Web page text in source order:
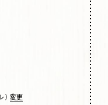
） 変更